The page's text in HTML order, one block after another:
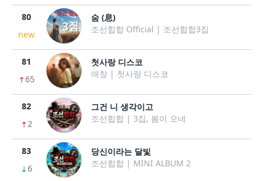
80
new
숨 (息)
조선힙합 Official | 조선힙합3집
81
65
첫사랑 디스코
애창 | 첫사랑 디스코
82
2
그건 니 생각이고
조선힙합 | 3집, 봄이 오네
83
6
당신이라는 달빛
조선힙합 | MINI ALBUM 2